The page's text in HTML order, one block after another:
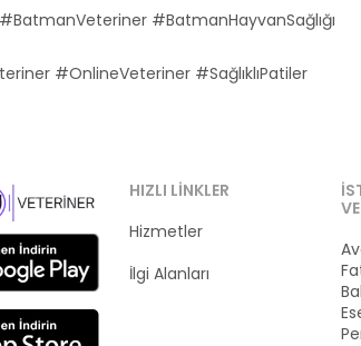
#BatmanHayvanSağlığı
#OnlineVeteriner #SağlıklıPatiler
HIZLI LINKLER
Hizmetler
İlgi Alanları